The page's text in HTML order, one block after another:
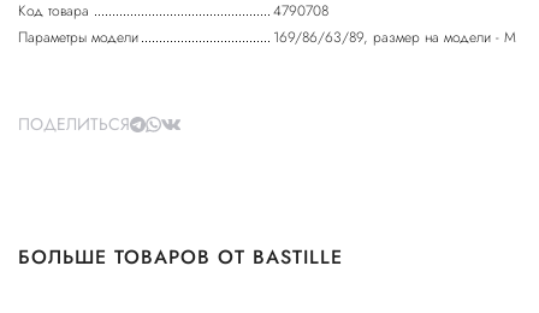
Код товара
4790708
Параметры модели
169/86/63/89, размер на модели - M
ПОДЕЛИТЬСЯ
БОЛЬШЕ ТОВАРОВ ОТ BASTILLE